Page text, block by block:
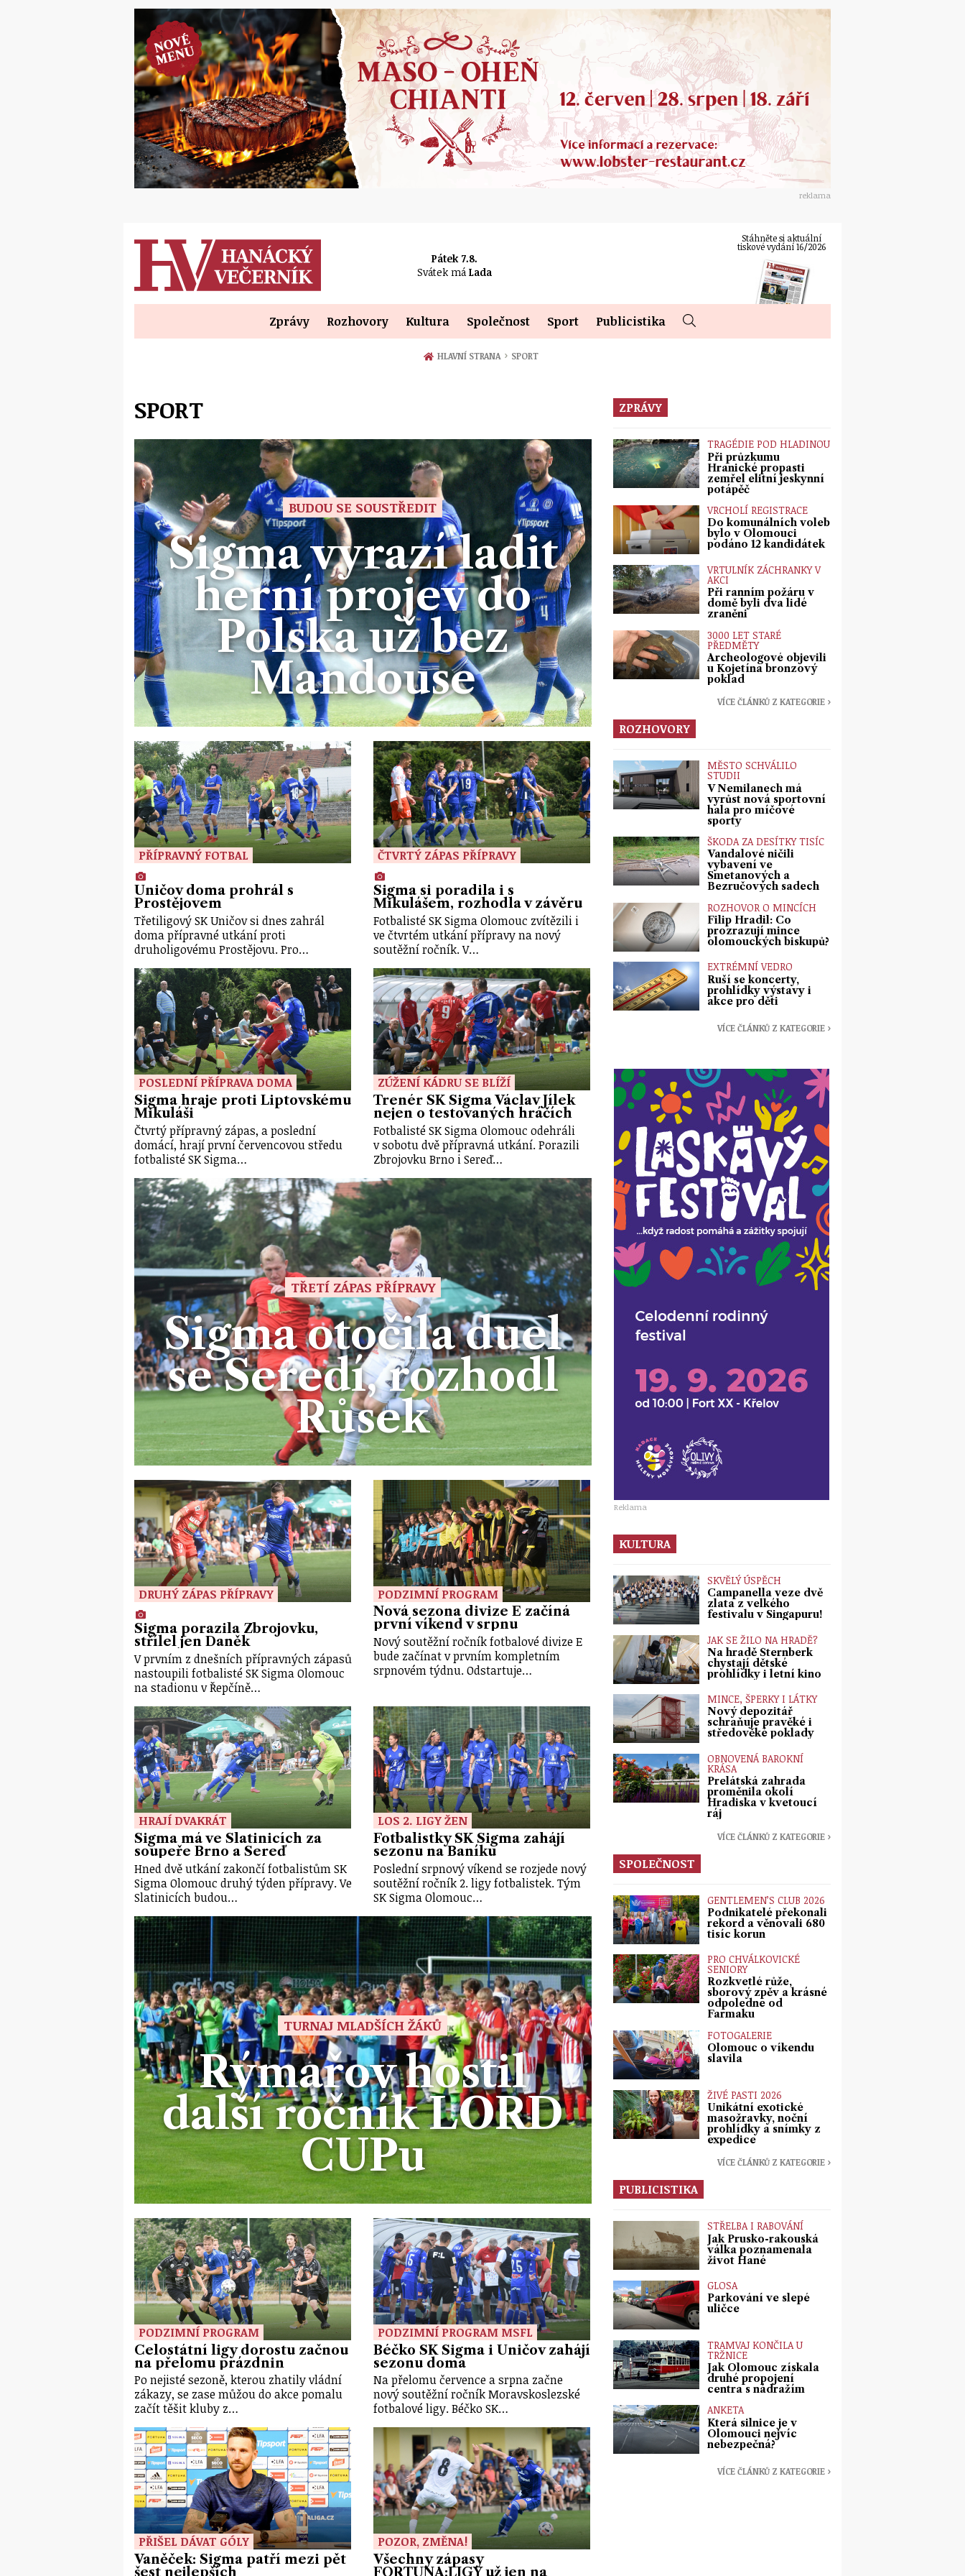
reklama
Pátek 7.8.
Svátek má Lada
Stáhněte si aktuální
tiskové vydání 16/2026
Zprávy Rozhovory Kultura Společnost Sport Publicistika
HLAVNÍ STRANA › SPORT
SPORT
BUDOU SE SOUSTŘEDIT
Sigma vyrazí ladit
herní projev do
Polska už bez
Mandouse
PŘÍPRAVNÝ FOTBAL
Uničov doma prohrál s
Prostějovem
Třetiligový SK Uničov si dnes zahrál
doma přípravné utkání proti
druholigovému Prostějovu. Pro…
ČTVRTÝ ZÁPAS PŘÍPRAVY
Sigma si poradila i s
Mikulášem, rozhodla v závěru
Fotbalisté SK Sigma Olomouc zvítězili i
ve čtvrtém utkání přípravy na nový
soutěžní ročník. V…
POSLEDNÍ PŘÍPRAVA DOMA
Sigma hraje proti Liptovskému
Mikuláši
Čtvrtý přípravný zápas, a poslední
domácí, hrají první červencovou středu
fotbalisté SK Sigma…
ZÚŽENÍ KÁDRU SE BLÍŽÍ
Trenér SK Sigma Václav Jílek
nejen o testovaných hráčích
Fotbalisté SK Sigma Olomouc odehráli
v sobotu dvě přípravná utkání. Porazili
Zbrojovku Brno i Sereď…
TŘETÍ ZÁPAS PŘÍPRAVY
Sigma otočila duel
se Seredí, rozhodl
Růsek
DRUHÝ ZÁPAS PŘÍPRAVY
Sigma porazila Zbrojovku,
střílel jen Daněk
V prvním z dnešních přípravných zápasů
nastoupili fotbalisté SK Sigma Olomouc
na stadionu v Řepčíně…
PODZIMNÍ PROGRAM
Nová sezona divize E začíná
první víkend v srpnu
Nový soutěžní ročník fotbalové divize E
bude začínat v prvním kompletním
srpnovém týdnu. Odstartuje…
HRAJÍ DVAKRÁT
Sigma má ve Slatinicích za
soupeře Brno a Sereď
Hned dvě utkání zakončí fotbalistům SK
Sigma Olomouc druhý týden přípravy. Ve
Slatinicích budou…
LOS 2. LIGY ŽEN
Fotbalistky SK Sigma zahájí
sezonu na Baníku
Poslední srpnový víkend se rozjede nový
soutěžní ročník 2. ligy fotbalistek. Tým
SK Sigma Olomouc…
TURNAJ MLADŠÍCH ŽÁKŮ
Rýmařov hostil
další ročník LORD
CUPu
PODZIMNÍ PROGRAM
Celostátní ligy dorostu začnou
na přelomu prázdnin
Po nejisté sezoně, kterou zhatily vládní
zákazy, se zase můžou do akce pomalu
začít těšit kluby z…
PODZIMNÍ PROGRAM MSFL
Béčko SK Sigma i Uničov zahájí
sezonu doma
Na přelomu července a srpna začne
nový soutěžní ročník Moravskoslezské
fotbalové ligy. Béčko SK…
PŘIŠEL DÁVAT GÓLY
Vaněček: Sigma patří mezi pět
šest nejlepších
POZOR, ZMĚNA!
Všechny zápasy
FORTUNA:LIGY už jen na
ZPRÁVY
TRAGÉDIE POD HLADINOU
Při průzkumu
Hranické propasti
zemřel elitní jeskynní
potápěč
VRCHOLÍ REGISTRACE
Do komunálních voleb
bylo v Olomouci
podáno 12 kandidátek
VRTULNÍK ZÁCHRANKY V
AKCI
Při ranním požáru v
domě byli dva lidé
zraněni
3000 LET STARÉ
PŘEDMĚTY
Archeologové objevili
u Kojetína bronzový
poklad
VÍCE ČLÁNKŮ Z KATEGORIE ›
ROZHOVORY
MĚSTO SCHVÁLILO
STUDII
V Nemilanech má
vyrůst nová sportovní
hala pro míčové
sporty
ŠKODA ZA DESÍTKY TISÍC
Vandalové ničili
vybavení ve
Smetanových a
Bezručových sadech
ROZHOVOR O MINCÍCH
Filip Hradil: Co
prozrazují mince
olomouckých biskupů?
EXTRÉMNÍ VEDRO
Ruší se koncerty,
prohlídky výstavy i
akce pro děti
VÍCE ČLÁNKŮ Z KATEGORIE ›
Reklama
KULTURA
SKVĚLÝ ÚSPĚCH
Campanella veze dvě
zlata z velkého
festivalu v Singapuru!
JAK SE ŽILO NA HRADĚ?
Na hradě Šternberk
chystají dětské
prohlídky i letní kino
MINCE, ŠPERKY I LÁTKY
Nový depozitář
schraňuje pravěké i
středověké poklady
OBNOVENÁ BAROKNÍ
KRÁSA
Prelátská zahrada
proměnila okolí
Hradiska v kvetoucí
ráj
VÍCE ČLÁNKŮ Z KATEGORIE ›
SPOLEČNOST
GENTLEMEN’S CLUB 2026
Podnikatelé překonali
rekord a věnovali 680
tisíc korun
PRO CHVÁLKOVICKÉ
SENIORY
Rozkvetlé růže,
sborový zpěv a krásné
odpoledne od
Farmaku
FOTOGALERIE
Olomouc o víkendu
slavila
ŽIVÉ PASTI 2026
Unikátní exotické
masožravky, noční
prohlídky a snímky z
expedice
VÍCE ČLÁNKŮ Z KATEGORIE ›
PUBLICISTIKA
STŘELBA I RABOVÁNÍ
Jak Prusko-rakouská
válka poznamenala
život Hané
GLOSA
Parkování ve slepé
uličce
TRAMVAJ KONČILA U
TRŽNICE
Jak Olomouc získala
druhé propojení
centra s nádražím
ANKETA
Která silnice je v
Olomouci nejvíc
nebezpečná?
VÍCE ČLÁNKŮ Z KATEGORIE ›